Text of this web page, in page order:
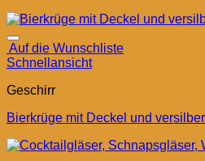
Auf die Wunschliste
Schnellansicht
Geschirr
Bierkrüge mit Deckel und